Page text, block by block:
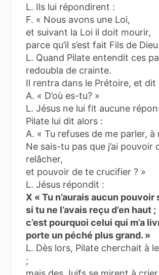
L. Ils lui répondirent :
F. « Nous avons une Loi,
et suivant la Loi il doit mourir,
parce qu’il s’est fait Fils de
L. Quand Pilate entendit ces
redoubla de crainte.
Il rentra dans le Prétoire, et dit
A. « D’où es-tu? »
L. Jésus ne lui fit aucune
Pilate lui dit alors :
A. « Tu refuses de me parler, à
Ne sais-tu pas que j’ai pouvoir
relâcher,
et pouvoir de te crucifier ? »
L. Jésus répondit :
X « Tu n’aurais aucun pouvoir
si tu ne l’avais reçu d’en haut ;
c’est pourquoi celui qui m’a
porte un péché plus grand. »
L. Dès lors, Pilate cherchait à
;